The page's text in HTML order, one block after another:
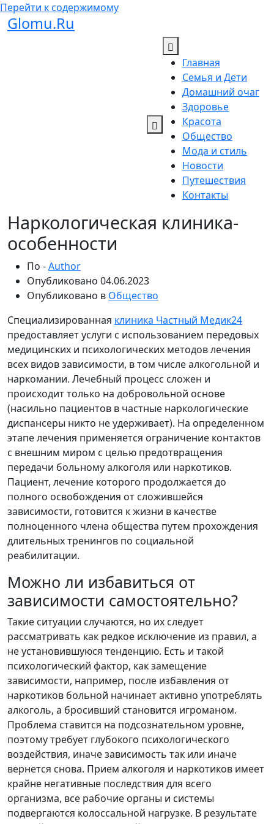
Перейти к содержимому
Glomu.Ru
Главная
Семья и Дети
Домашний очаг
Здоровье
Красота
Общество
Мода и стиль
Новости
Путешествия
Контакты
Наркологическая клиника-
особенности
По -Author
Опубликовано 04.06.2023
Опубликовано в Общество
Специализированная клиника Частный Медик24
предоставляет услуги с использованием передовых
медицинских и психологических методов лечения
всех видов зависимости, в том числе алкогольной и
наркомании. Лечебный процесс сложен и
происходит только на добровольной основе
(насильно пациентов в частные наркологические
диспансеры никто не удерживает). На определенном
этапе лечения применяется ограничение контактов
с внешним миром с целью предотвращения
передачи больному алкоголя или наркотиков.
Пациент, лечение которого продолжается до
полного освобождения от сложившейся
зависимости, готовится к жизни в качестве
полноценного члена общества путем прохождения
длительных тренингов по социальной
реабилитации.
Можно ли избавиться от
зависимости самостоятельно?
Такие ситуации случаются, но их следует
рассматривать как редкое исключение из правил, а
не установившуюся тенденцию. Есть и такой
психологический фактор, как замещение
зависимости, например, после избавления от
наркотиков больной начинает активно употреблять
алкоголь, а бросивший становится игроманом.
Проблема ставится на подсознательном уровне,
поэтому требует глубокого психологического
воздействия, иначе зависимость так или иначе
вернется снова. Прием алкоголя и наркотиков имеет
крайне негативные последствия для всего
организма, все рабочие органы и системы
подвергаются колоссальной нагрузке. В результате